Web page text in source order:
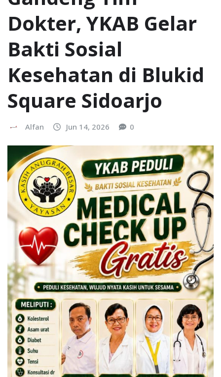
Dokter, YKAB Gelar
Bakti Sosial
Kesehatan di Blukid
Square Sidoarjo
Alfan Jun 14, 2026 0